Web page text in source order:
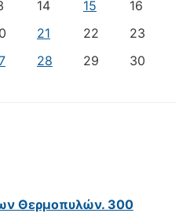
14 15
16
21 22
23
28 29
30
Θερμοπυλών. 300